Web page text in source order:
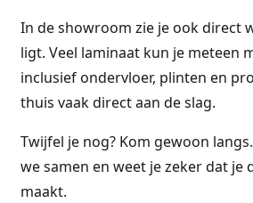
In de showroom zie je ook direct
ligt. Veel laminaat kun je meteen
inclusief ondervloer, plinten en
thuis vaak direct aan de slag.
Twijfel je nog? Kom gewoon
we samen en weet je zeker dat je
maakt.